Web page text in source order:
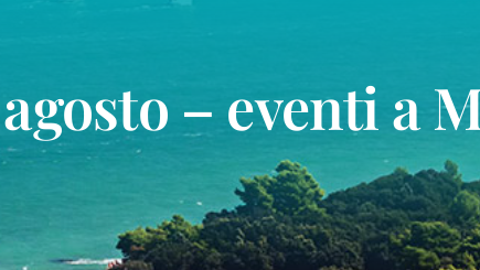
– eventi a